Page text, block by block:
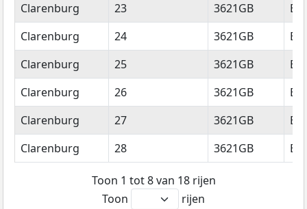
Clarenburg
23 3621GB
Clarenburg
24 3621GB
Clarenburg
25 3621GB
Clarenburg
26 3621GB
Clarenburg
27 3621GB
Clarenburg
28 3621GB
Toon 1 tot 8 van 18 rijen
Toon
rijen